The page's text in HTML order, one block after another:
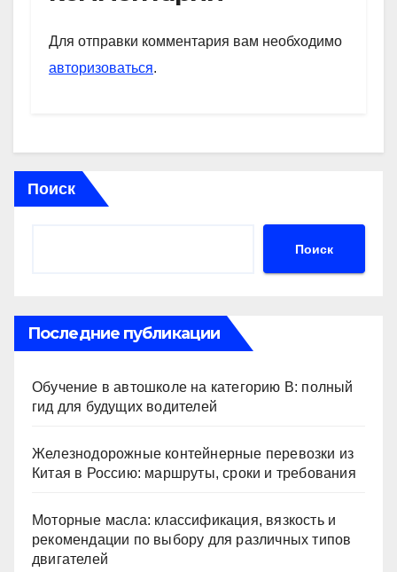
A
p
p
a
m
kl
a
и
Для отправки комментария вам необходимо
авторизоваться.
Поиск
Поиск
Последние публикации
Обучение в автошколе на категорию В: полный
гид для будущих водителей
Железнодорожные контейнерные перевозки из
Китая в Россию: маршруты, сроки и требования
Моторные масла: классификация, вязкость и
рекомендации по выбору для различных типов
двигателей